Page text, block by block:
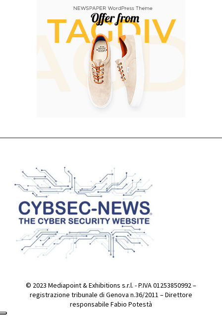
© 2023 Mediapoint & Exhibitions s.r.l. - P.IVA 01253850992 –
registrazione tribunale di Genova n.36/2011 – Direttore
responsabile Fabio Potestà